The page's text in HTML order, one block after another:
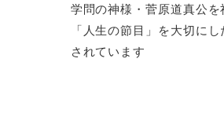
学問の神様・菅原道真公を
「人生の節目」を大切に
されています